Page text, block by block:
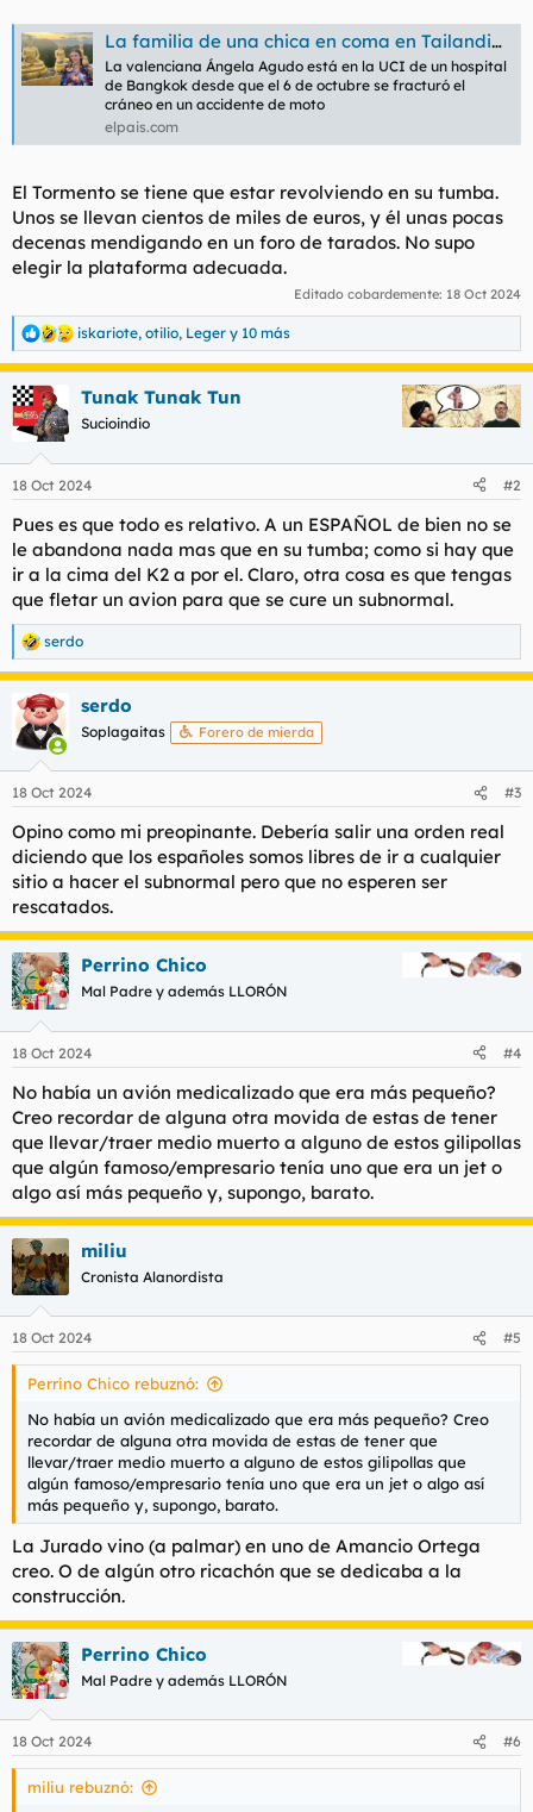
La familia de una chica en coma en Tailandia recauda 300.000 euros para traerla a España
La valenciana Ángela Agudo está en la UCI de un hospital
de Bangkok desde que el 6 de octubre se fracturó el
cráneo en un accidente de moto
elpais.com
El Tormento se tiene que estar revolviendo en su tumba.
Unos se llevan cientos de miles de euros, y él unas pocas
decenas mendigando en un foro de tarados. No supo
elegir la plataforma adecuada.
Editado cobardemente: 18 Oct 2024
R
e
c
c
i
e
:
iskariote, otilio, Leger y 10 más
Tunak Tunak Tun
Sucioindio
18 Oct 2024 #2
Pues es que todo es relativo. A un ESPAÑOL de bien no se
le abandona nada mas que en su tumba; como si hay que
ir a la cima del K2 a por el. Claro, otra cosa es que tengas
que fletar un avion para que se cure un subnormal.
R
e
a
c
c
i
e
:
serdo
serdo
Soplagaitas Forero de mierda
18 Oct 2024 #3
Opino como mi preopinante. Debería salir una orden real
diciendo que los españoles somos libres de ir a cualquier
sitio a hacer el subnormal pero que no esperen ser
rescatados.
Perrino Chico
Mal Padre y además LLORÓN
18 Oct 2024 #4
No había un avión medicalizado que era más pequeño?
Creo recordar de alguna otra movida de estas de tener
que llevar/traer medio muerto a alguno de estos gilipollas
que algún famoso/empresario tenía uno que era un jet o
algo así más pequeño y, supongo, barato.
miliu
Cronista Alanordista
18 Oct 2024 #5
Perrino Chico rebuznó:
No había un avión medicalizado que era más pequeño? Creo
recordar de alguna otra movida de estas de tener que
llevar/traer medio muerto a alguno de estos gilipollas que
algún famoso/empresario tenía uno que era un jet o algo así
más pequeño y, supongo, barato.
La Jurado vino (a palmar) en uno de Amancio Ortega
creo. O de algún otro ricachón que se dedicaba a la
construcción.
Perrino Chico
Mal Padre y además LLORÓN
18 Oct 2024 #6
miliu rebuznó: